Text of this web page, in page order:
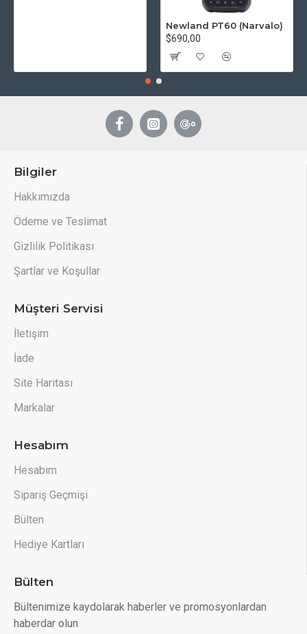
Newland PT60 (Narvalo)
$690,00
Bilgiler
Hakkımızda
Ödeme ve Teslimat
Gizlilik Politikası
Şartlar ve Koşullar
Müşteri Servisi
İletişim
İade
Site Haritası
Markalar
Hesabım
Hesabım
Sipariş Geçmişi
Bülten
Hediye Kartları
Bülten
Bültenimize kaydolarak haberler ve promosyonlardan
haberdar olun